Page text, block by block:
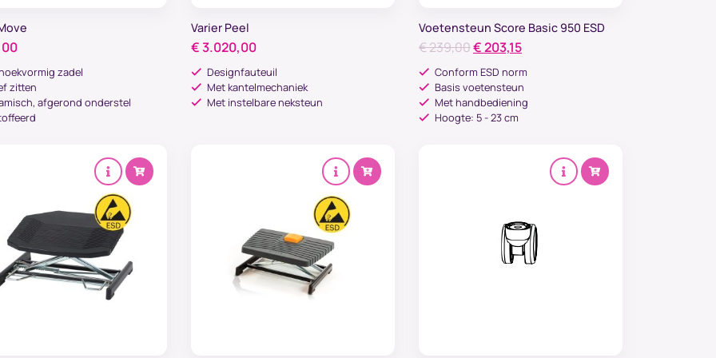
zadel
zitten
afgerond onderstel
Varier Peel
€3.020,00
Designfauteuil
Met kantelmechaniek
Met instelbare neksteun
Voetensteun Score Basic 950 ESD
€239,00Oorspronkelijke
prijs
was:
€ 239,00.
€203,15Huidige
is:
€ 203,15.
Conform ESD norm
Basis voetensteun
Met handbediening
Hoogte: 5 - 23 cm